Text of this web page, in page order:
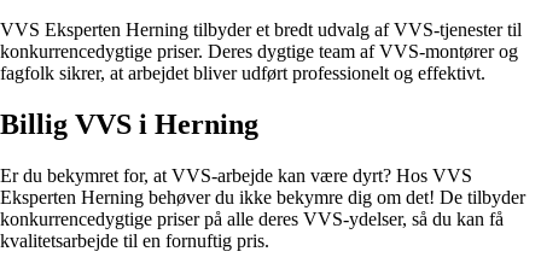
VVS Eksperten Herning tilbyder et bredt udvalg af VVS-tjenester til
konkurrencedygtige priser. Deres dygtige team af VVS-montører og
fagfolk sikrer, at arbejdet bliver udført professionelt og effektivt.
Billig VVS i Herning
Er du bekymret for, at VVS-arbejde kan være dyrt? Hos VVS
Eksperten Herning behøver du ikke bekymre dig om det! De tilbyder
konkurrencedygtige priser på alle deres VVS-ydelser, så du kan få
kvalitetsarbejde til en fornuftig pris.